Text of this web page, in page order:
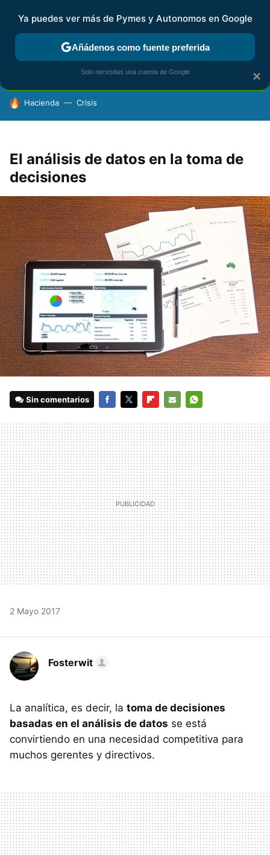
FISCALIDAD Y CONTABILIDAD KIT DIGITAL RENTA
HOY SE HABLA DE
Hacienda Crisis
El análisis de datos en la toma de
decisiones
Sin comentarios
MAIL
2 Mayo 2017
Fosterwit
La analítica, es decir, la toma de decisiones
basadas en el análisis de datos se está
convirtiendo en una necesidad competitiva para
muchos gerentes y directivos.
×
Ya puedes ver más de Pymes y Autonomos en Google
Añádenos como fuente preferida
Solo necesitas una cuenta de Google